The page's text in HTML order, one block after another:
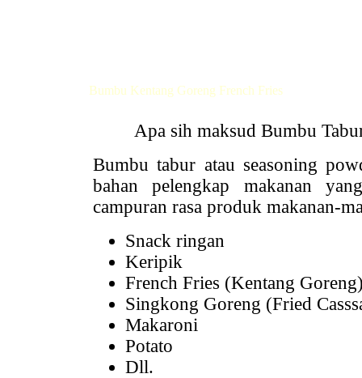
Bumbu Kentang Goreng French Fries
Apa sih maksud Bumbu
Bumbu tabur atau seasoning
bahan pelengkap makanan
campuran rasa produk makanan-
Snack ringan
Keripik
French Fries (Kentang
Singkong Goreng (Fried
Makaroni
Potato
Dll.